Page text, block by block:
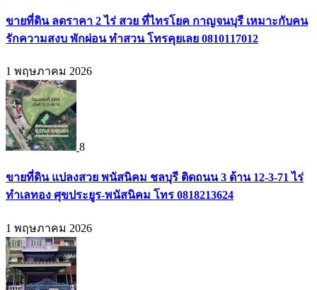
ขายที่ดิน ลดราคา 2 ไร่ สวย ที่ไทรโยค กาญจนบุรี เหมาะกับคน
รักความสงบ พักผ่อน ทำสวน โทรคุยเลย 0810117012
1 พฤษภาคม 2026
8
ขายที่ดิน แปลงสวย พนัสนิคม ชลบุรี ติดถนน 3 ด้าน 12-3-71 ไร่
ทำเลทอง ศุขประยูร-พนัสนิคม โทร 0818213624
1 พฤษภาคม 2026